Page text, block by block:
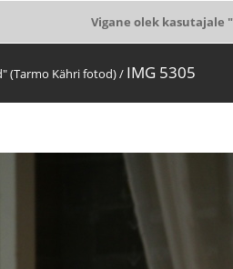
Vigane olek
(Tarmo Kähri fotod)/ IMG 5305